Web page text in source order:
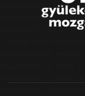
kereskedelmi
társadalommal
kérdéseiről szóló